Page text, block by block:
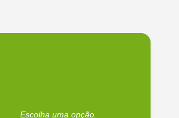
Escolha uma opção.